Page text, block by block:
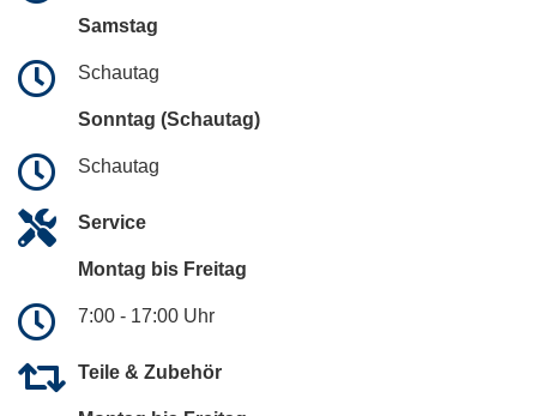
Samstag
Schautag
Sonntag (Schautag)
Schautag
Service
Montag bis Freitag
7:00 - 17:00 Uhr
Teile & Zubehör